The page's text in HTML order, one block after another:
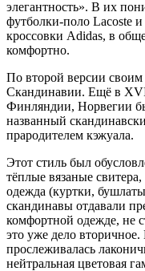
элегантность». В их
футболки-поло Lacoste
кроссовки Adidas, в
комфортно.
По второй версии своим
Скандинавии. Ещё в
Финляндии, Норвегии
названный
прародителем кэжуала.
Этот стиль был
тёплые вязаные
одежда (куртки,
скандинавы отдавали
комфортной одежде, не
это уже дело
прослеживалась
нейтральная цветовая